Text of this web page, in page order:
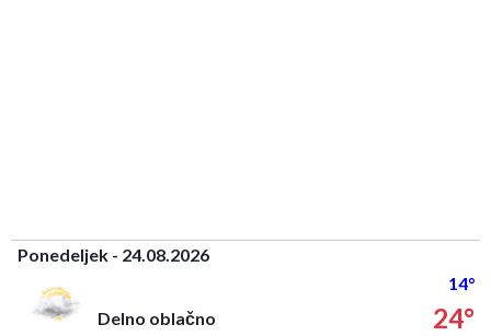
Ponedeljek - 24.08.2026
14°
Delno oblačno
24°